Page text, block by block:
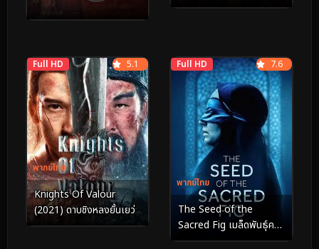
Full HD
พากย์ไทย
5.1
Knights Of Valour
(2021) ดาบชิงหลงยั้นเยว่
Full HD
พากย์ไทย
7.6
The Seed of the
Sacred Fig เมล็ดพันธุ์คน
ดีย์ (2024)